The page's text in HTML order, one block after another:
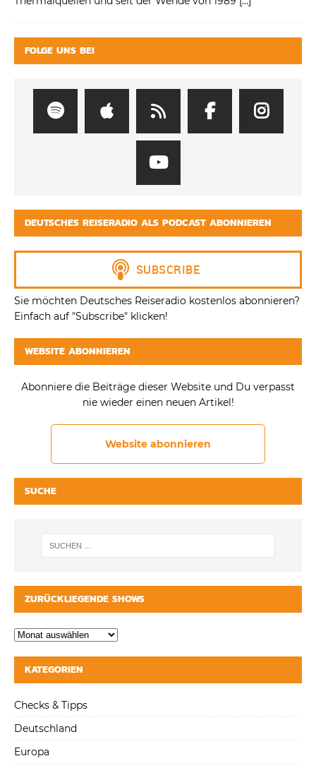
FOLGE UNS BEI
DEUTSCHES REISERADIO ALS PODCAST ABONNIEREN
Sie möchten Deutsches Reiseradio kostenlos abonnieren?
Einfach auf "Subscribe" klicken!
WEBSITE ABONNIEREN
Abonniere die Beiträge dieser Website und Du verpasst
nie wieder einen neuen Artikel!
Website abonnieren
SUCHE
ZURÜCKLIEGENDE SHOWS
KATEGORIEN
Checks & Tipps
Deutschland
Europa